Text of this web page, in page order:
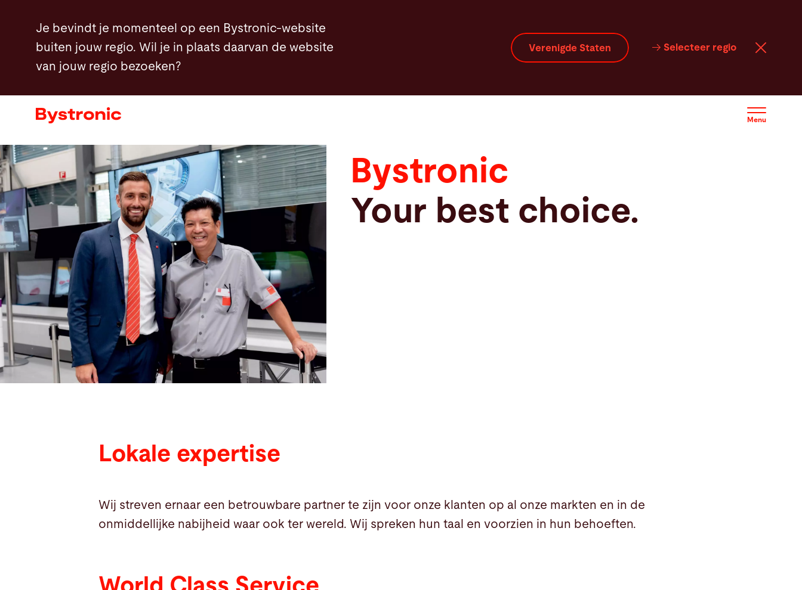
Je bevindt je momenteel op een Bystronic-website
buiten jouw regio. Wil je in plaats daarvan de website
van jouw regio bezoeken?
Verenigde Staten Selecteer regio
Menu
Machines en Software
Service
Applicaties
Newsroom
Onderneming
Zoeken
Canada · Dutch Contact myBystronic
Bystronic
Your best choice.
Lokale expertise
Wij streven ernaar een betrouwbare partner te zijn voor onze klanten op al onze markten en in de
onmiddellijke nabijheid waar ook ter wereld. Wij spreken hun taal en voorzien in hun behoeften.